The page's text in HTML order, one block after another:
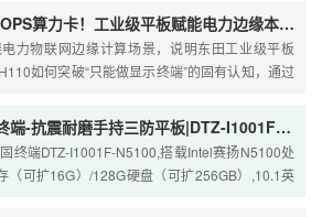
搭载160TOPS算力卡！工业级平板赋能电力边缘本地化AI部署
力物联网边缘计算场景，说明东田工业级平板
如何突破“只能做显示终端”的固有认知，通过
工业加固终端-抗震耐磨手持三防平板|DTZ-I1001F-N5100
终端DTZ-I1001F-N5100,搭载Intel赛扬N5100处
（可扩16G）/128G硬盘（可扩256GB）,10.1英